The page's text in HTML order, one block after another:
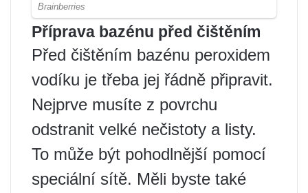
Příprava bazénu před čištěním
Před čištěním bazénu peroxidem
vodíku je třeba jej řádně připravit.
Nejprve musíte z povrchu
odstranit velké nečistoty a listy.
To může být pohodlnější pomocí
speciální sítě. Měli byste také